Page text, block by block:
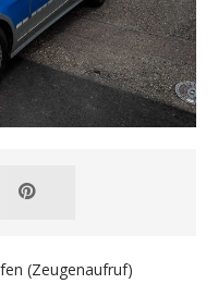
(Zeugenaufruf)